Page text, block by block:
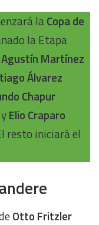
la Copa de
la Etapa
Agustín Martínez
Álvarez
Chapur
Elio Craparo
resto iniciará el
Otto Fritzler